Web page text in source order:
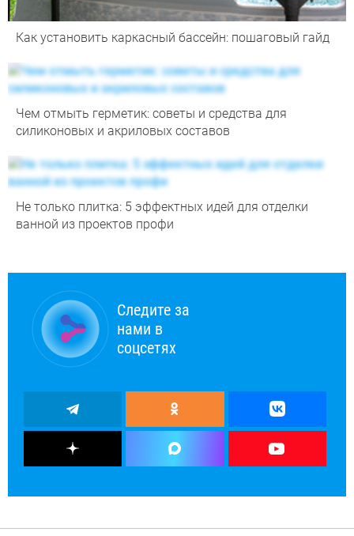
Как установить каркасный бассейн: пошаговый гайд
Чем отмыть герметик: советы и средства для
силиконовых и акриловых составов
Не только плитка: 5 эффектных идей для отделки
ванной из проектов профи
Следите за
нами в
соцсетях